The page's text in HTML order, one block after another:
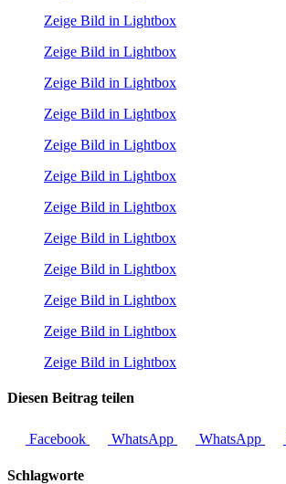
Zeige Bild in Lightbox
Zeige Bild in Lightbox
Zeige Bild in Lightbox
Zeige Bild in Lightbox
Zeige Bild in Lightbox
Zeige Bild in Lightbox
Zeige Bild in Lightbox
Zeige Bild in Lightbox
Zeige Bild in Lightbox
Zeige Bild in Lightbox
Zeige Bild in Lightbox
Zeige Bild in Lightbox
Diesen Beitrag teilen
Facebook WhatsApp WhatsApp
Schlagworte